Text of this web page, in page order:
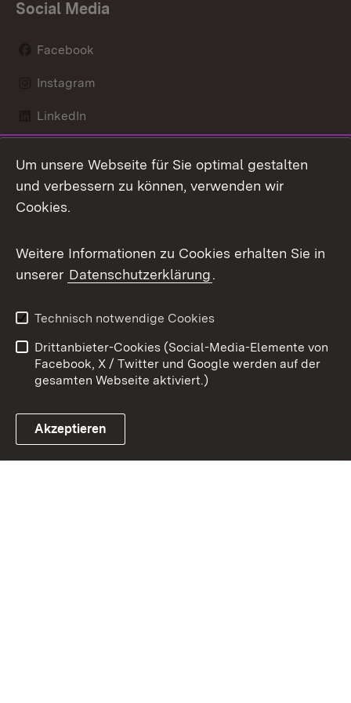
Social Media
Facebook
Instagram
LinkedIn
X / Twitter
Youtube
Link zum Landesportal
Kontakt
Datenschutz
Barrierefreiheit
Impressum
Cookies
Um unsere Webseite für Sie optimal gestalten
und verbessern zu können, verwenden wir
Cookies.
Weitere Informationen zu Cookies erhalten Sie in
unserer Datenschutzerklärung.
Technisch notwendige Cookies
Drittanbieter-Cookies (Social-Media-Elemente von
Facebook, X / Twitter und Google werden auf der
gesamten Webseite aktiviert.)
Akzeptieren